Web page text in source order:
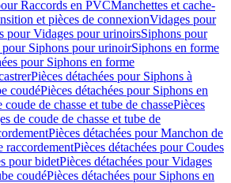
Raccords en PVCManchettes et cache-
et pièces de connexionVidages pour
pour Vidages pour urinoirsSiphons pour
pour Siphons pour urinoirSiphons en forme
pour Siphons en forme
Pièces détachées pour Siphons à
coudéPièces détachées pour Siphons en
de chasse et tube de chassePièces
de coude de chasse et tube de
Pièces détachées pour Manchon de
raccordementPièces détachées pour Coudes
pour bidetPièces détachées pour Vidages
coudéPièces détachées pour Siphons en